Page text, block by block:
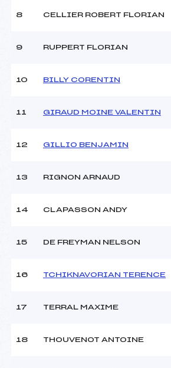
Ouvreurs C :
Ouvreurs B :
Ouvreurs D :
Température arrivée :
8 CELLIER ROBERT FLORIAN
9 RUPPERT FLORIAN
10 BILLY CORENTIN
11 GIRAUD MOINE VALENTIN
12 GILLIO BENJAMIN
13 RIGNON ARNAUD
14 CLAPASSON ANDY
15 DE FREYMAN NELSON
16 TCHIKNAVORIAN TERENCE
17 TERRAL MAXIME
18 THOUVENOT ANTOINE